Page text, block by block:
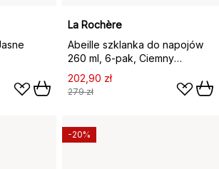
La Rochère
Abeille szklanka do napojów
260 ml, 6‑pak, Ciemny
niebieski
202,90 zł
279 zł
-20%